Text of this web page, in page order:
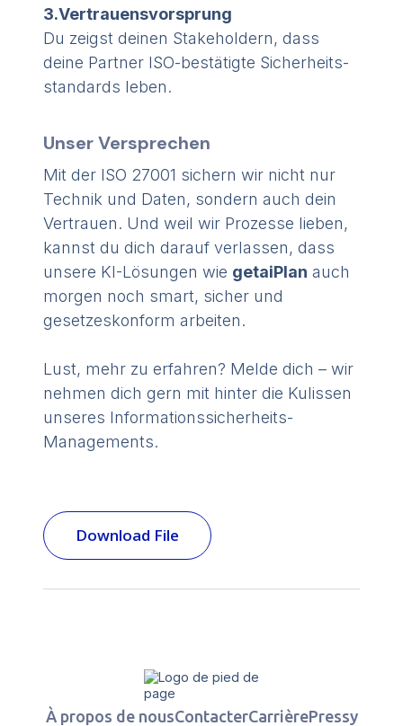
3.Vertrauens­vorsprung
Du zeigst deinen Stakeholdern, dass
deine Partner ISO-bestätigte Sicherheits­
standards leben.
Unser Versprechen
Mit der ISO 27001 sichern wir nicht nur
Technik und Daten, sondern auch dein
Vertrauen. Und weil wir Prozesse lieben,
kannst du dich darauf verlassen, dass
unsere KI-Lösungen wie getaiPlan auch
morgen noch smart, sicher und
gesetzes­konform arbeiten.
Lust, mehr zu erfahren? Melde dich – wir
nehmen dich gern mit hinter die Kulissen
unseres Informations­sicherheits-
Managements.
Download File
À propos de nousContacterCarrièrePressy